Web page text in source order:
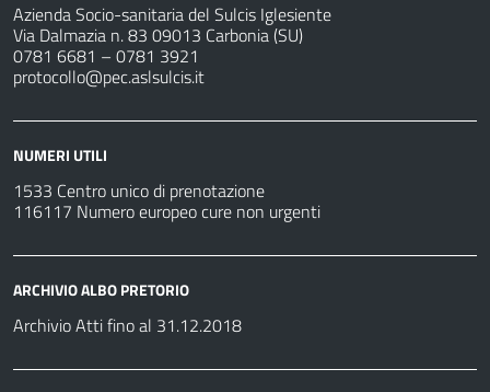
Azienda Socio-sanitaria del Sulcis Iglesiente
Via Dalmazia n. 83 09013 Carbonia (SU)
0781 6681 – 0781 3921
protocollo@pec.aslsulcis.it
NUMERI UTILI
1533 Centro unico di prenotazione
116117 Numero europeo cure non urgenti
ARCHIVIO ALBO PRETORIO
Archivio Atti fino al 31.12.2018